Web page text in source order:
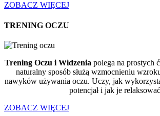
ZOBACZ WIĘCEJ
TRENING OCZU
Trening Oczu i Widzenia polega na prostych
naturalny sposób służą wzmocnieniu
nawyków używania oczu. Uczy, jak
potencjał i jak je relaksować
ZOBACZ WIĘCEJ